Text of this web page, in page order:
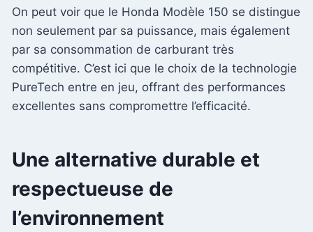
On peut voir que le Honda Modèle 150 se distingue
non seulement par sa puissance, mais également
par sa consommation de carburant très
compétitive. C’est ici que le choix de la technologie
PureTech entre en jeu, offrant des performances
excellentes sans compromettre l’efficacité.
Une alternative durable et
respectueuse de
l’environnement